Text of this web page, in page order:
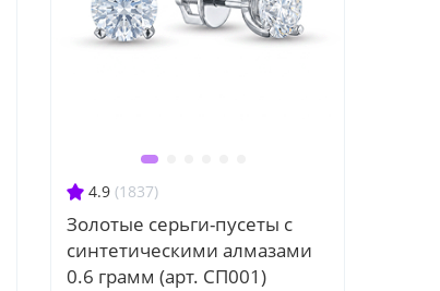
4.9 (1837)
Золотые серьги-пусеты с
синтетическими алмазами
0.6 грамм (арт. СП001)